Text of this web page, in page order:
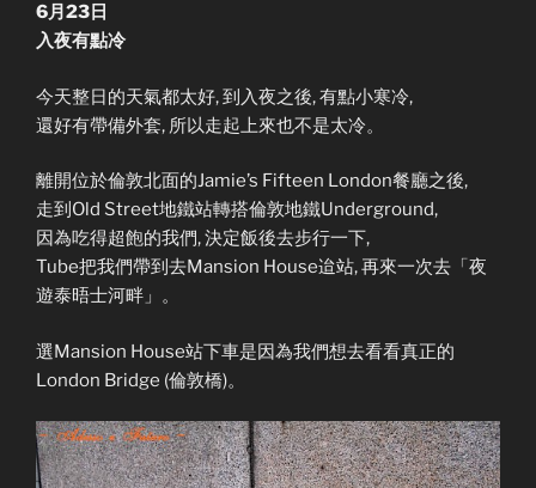
6月23日
入夜有點冷
今天整日的天氣都太好, 到入夜之後, 有點小寒冷,
還好有帶備外套, 所以走起上來也不是太冷。
離開位於倫敦北面的Jamie’s Fifteen London餐廳之後,
走到Old Street地鐵站轉搭倫敦地鐵Underground,
因為吃得超飽的我們, 決定飯後去步行一下,
Tube把我們帶到去Mansion House迨站, 再來一次去「夜
遊泰晤士河畔」。
選Mansion House站下車是因為我們想去看看真正的
London Bridge (倫敦橋)。